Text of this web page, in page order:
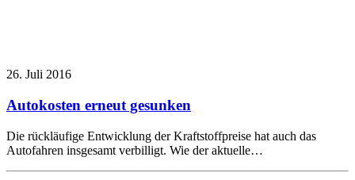
26. Juli 2016
Autokosten erneut gesunken
Die rückläufige Entwicklung der Kraftstoffpreise hat auch das
Autofahren insgesamt verbilligt. Wie der aktuelle…